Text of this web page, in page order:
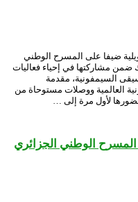
ضيفا على المسرح الوطني
سهرة يوم الجمعة 17 ماي 2024 وذلك ضمن مشاركتها في إحياء فعاليات
السيمفونية، مقدمة
العالمية ووصلات مستوحاة من
حضورها لأول مرة إلى …
الوطني الجزائري